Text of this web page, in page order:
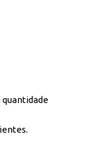
quantidade